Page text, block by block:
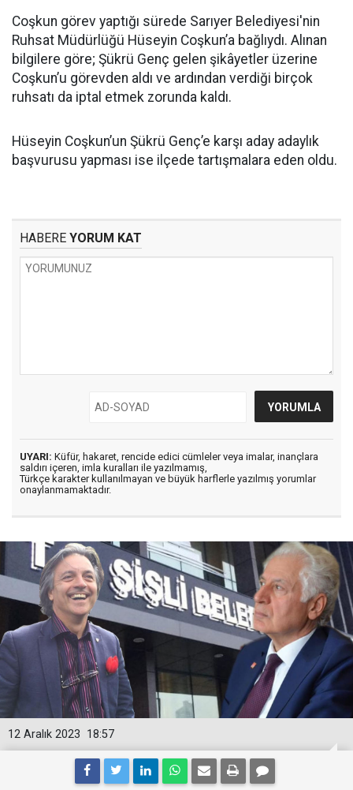
Coşkun görev yaptığı sürede Sarıyer Belediyesi'nin
Ruhsat Müdürlüğü Hüseyin Coşkun’a bağlıydı. Alınan
bilgilere göre; Şükrü Genç gelen şikâyetler üzerine
Coşkun’u görevden aldı ve ardından verdiği birçok
ruhsatı da iptal etmek zorunda kaldı.
Hüseyin Coşkun’un Şükrü Genç’e karşı aday adaylık
başvurusu yapması ise ilçede tartışmalara eden oldu.
HABERE YORUM KAT
UYARI: Küfür, hakaret, rencide edici cümleler veya imalar, inançlara
saldırı içeren, imla kuralları ile yazılmamış,
Türkçe karakter kullanılmayan ve büyük harflerle yazılmış yorumlar
onaylanmamaktadır.
18:57
12 Aralık 2023